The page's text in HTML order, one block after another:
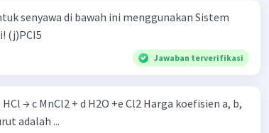
senyawa di bawah ini menggunakan Sistem
(j)PCI5
Jawaban terverifikasi
→ c MnCl2 + d H2O +e Cl2 Harga koefisien a, b,
adalah ...